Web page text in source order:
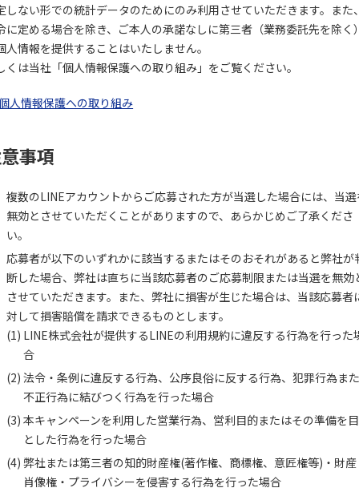
しない形での統計データのためにのみ利用させていただきます。また
に定める場合を除き、ご本人の承諾なしに第三者（業務委託先を除く
人情報を提供することはいたしません。
くは当社「個人情報保護への取り組み」をご覧ください。
人情報保護への取り組み
事項
複数のLINEアカウントからご応募された方が当選した場合には、当
無効とさせていただくことがありますので、あらかじめご了承くださ
い。
応募者が以下のいずれかに該当するまたはそのおそれがあると弊社が
断した場合、弊社は直ちに当該応募者のご応募制限または当選を無効
させていただきます。また、弊社に損害が生じた場合は、当該応募者
対して損害賠償を請求できるものとします。
LINE株式会社が提供するLINEの利用規約に違反する行為を行った
合
法令・条例に違反する行為、公序良俗に反する行為、犯罪行為ま
不正行為に結びつく行為を行った場合
本キャンペーンを利用した営業行為、営利目的またはその準備を
とした行為を行った場合
弊社または第三者の知的財産権(著作権、商標権、意匠権等)・財
肖像権・プライバシーを侵害する行為を行った場合